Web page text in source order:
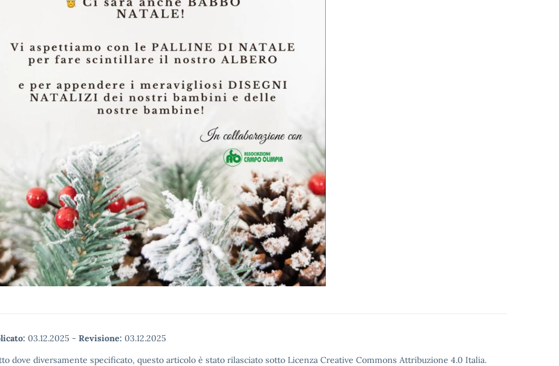
03.12.2025 - Revisione: 03.12.2025
dove diversamente specificato, questo articolo è stato rilasciato sotto Licenza Creative Commons Attribuzione 4.0 Italia.